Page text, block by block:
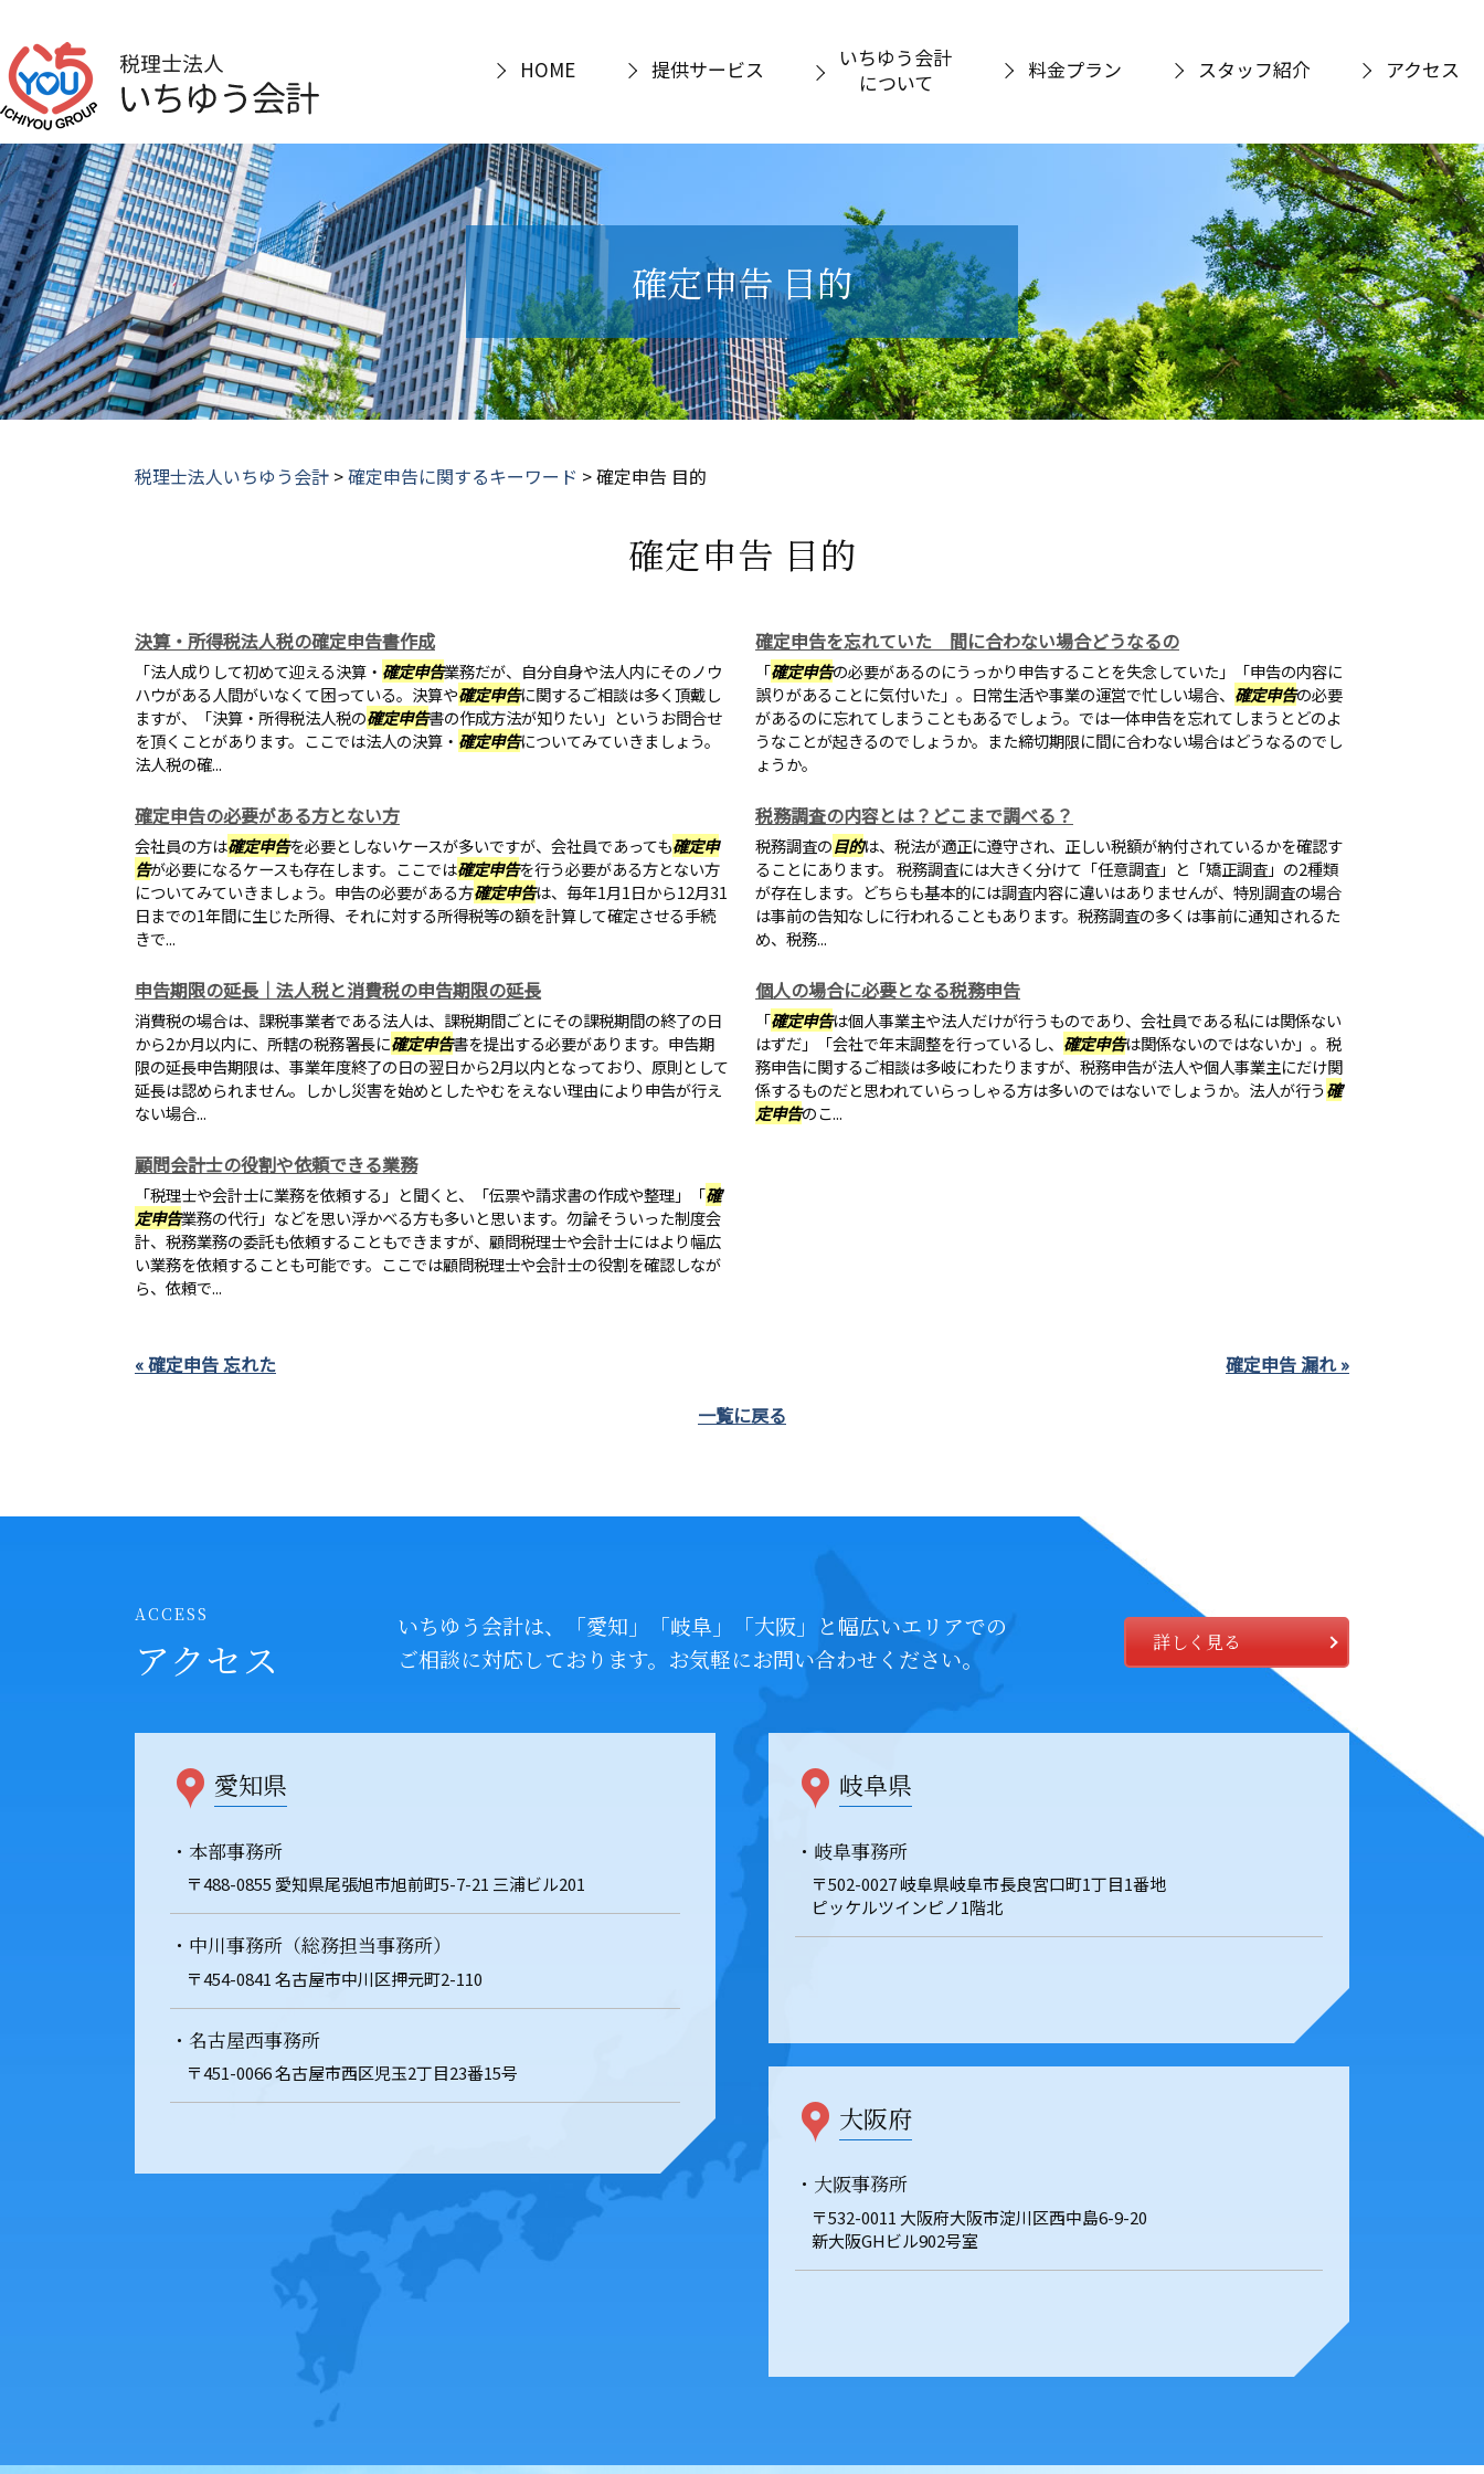
HOME 提供サービス
いちゆう会計
について
料金プラン スタッフ紹介 アクセス
確定申告 目的
税理士法人いちゆう会計 >確定申告に関するキーワード >確定申告 目的
確定申告 目的
決算・所得税法人税の確定申告書作成
「法人成りして初めて迎える決算・ 確定申告業務だが、自分自身や法人内にそのノウ
ハウがある人間がいなくて困っている。決算や確定申告に関するご相談は多く頂戴し
ますが、「決算・所得税法人税の確定申告書の作成方法が知りたい」というお問合せ
を頂くことがあります。ここでは法人の決算・ 確定申告についてみていきましょう。
法人税の確...
確定申告を忘れていた 間に合わない場合どうなるの
「確定申告の必要があるのにうっかり申告することを失念していた」「申告の内容に
誤りがあることに気付いた」。日常生活や事業の運営で忙しい場合、 確定申告の必要
があるのに忘れてしまうこともあるでしょう。では一体申告を忘れてしまうとどのよ
うなことが起きるのでしょうか。また締切期限に間に合わない場合はどうなるのでし
ょうか。
確定申告の必要がある方とない方
会社員の方は確定申告を必要としないケースが多いですが、会社員であっても確定申
告が必要になるケースも存在します。ここでは確定申告を行う必要がある方とない方
についてみていきましょう。申告の必要がある方確定申告は、毎年1月1日から12月31
日までの1年間に生じた所得、それに対する所得税等の額を計算して確定させる手続
きで...
税務調査の内容とは？どこまで調べる？
税務調査の目的は、税法が適正に遵守され、正しい税額が納付されているかを確認す
ることにあります。 税務調査には大きく分けて「任意調査」と「矯正調査」の2種類
が存在します。どちらも基本的には調査内容に違いはありませんが、特別調査の場合
は事前の告知なしに行われることもあります。税務調査の多くは事前に通知されるた
め、税務...
申告期限の延長｜法人税と消費税の申告期限の延長
消費税の場合は、課税事業者である法人は、課税期間ごとにその課税期間の終了の日
から2か月以内に、所轄の税務署長に確定申告書を提出する必要があります。申告期
限の延長申告期限は、事業年度終了の日の翌日から2月以内となっており、原則として
延長は認められません。しかし災害を始めとしたやむをえない理由により申告が行え
ない場合...
個人の場合に必要となる税務申告
「確定申告は個人事業主や法人だけが行うものであり、会社員である私には関係ない
はずだ」「会社で年末調整を行っているし、 確定申告は関係ないのではないか」。税
務申告に関するご相談は多岐にわたりますが、税務申告が法人や個人事業主にだけ関
係するものだと思われていらっしゃる方は多いのではないでしょうか。法人が行う確
定申告のこ...
顧問会計士の役割や依頼できる業務
「税理士や会計士に業務を依頼する」と聞くと、「伝票や請求書の作成や整理」「確
定申告業務の代行」などを思い浮かべる方も多いと思います。勿論そういった制度会
計、税務業務の委託も依頼することもできますが、顧問税理士や会計士にはより幅広
い業務を依頼することも可能です。ここでは顧問税理士や会計士の役割を確認しなが
ら、依頼で...
« 確定申告 忘れた
確定申告 漏れ »
一覧に戻る
ACCESS
アクセス
いちゆう会計は、「愛知」「岐阜」「大阪」と幅広いエリアでの
ご相談に対応しております。お気軽にお問い合わせください。
詳しく見る
愛知県
・本部事務所
〒488-0855 愛知県尾張旭市旭前町5-7-21 三浦ビル201
・中川事務所（総務担当事務所）
〒454-0841 名古屋市中川区押元町2-110
・名古屋西事務所
〒451-0066 名古屋市西区児玉2丁目23番15号
岐阜県
・岐阜事務所
〒502-0027 岐阜県岐阜市長良宮口町1丁目1番地
ピッケルツインピノ1階北
大阪府
・大阪事務所
〒532-0011 大阪府大阪市淀川区西中島6-9-20
新大阪GHビル902号室